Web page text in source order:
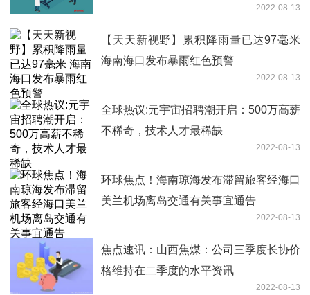
2022-08-13
【天天新视野】累积降雨量已达97毫米
海南海口发布暴雨红色预警
2022-08-13
全球热议:元宇宙招聘潮开启：500万高薪
不稀奇，技术人才最稀缺
2022-08-13
环球焦点！海南琼海发布滞留旅客经海口
美兰机场离岛交通有关事宜通告
2022-08-13
焦点速讯：山西焦煤：公司三季度长协价
格维持在二季度的水平资讯
2022-08-13